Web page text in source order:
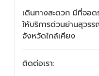
เดินทางสะดวก มีที่จอ
ให้บริการด่วนย่านสุวร
จังหวัดใกล้เคียง
ติดต่อเรา: